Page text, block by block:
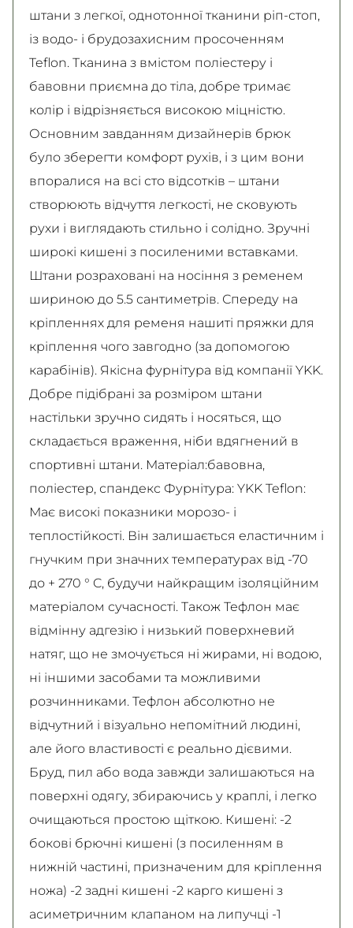
штани з легкої, однотонної тканини ріп-стоп,
із водо- і брудозахисним просоченням
Teflon. Тканина з вмістом поліестеру і
бавовни приємна до тіла, добре тримає
колір і відрізняється високою міцністю.
Основним завданням дизайнерів брюк
було зберегти комфорт рухів, і з цим вони
впоралися на всі сто відсотків – штани
створюють відчуття легкості, не сковують
рухи і виглядають стильно і солідно. Зручні
широкі кишені з посиленими вставками.
Штани розраховані на носіння з ременем
шириною до 5.5 сантиметрів. Спереду на
кріпленнях для ременя нашиті пряжки для
кріплення чого завгодно (за допомогою
карабінів). Якісна фурнітура від компанії YKK.
Добре підібрані за розміром штани
настільки зручно сидять і носяться, що
складається враження, ніби вдягнений в
спортивні штани. Матеріал:бавовна,
поліестер, спандекс Фурнітура: YKK Teflon:
Має високі показники морозо- і
теплостійкості. Він залишається еластичним і
гнучким при значних температурах від -70
до + 270 ° C, будучи найкращим ізоляційним
матеріалом сучасності. Також Тефлон має
відмінну адгезію і низький поверхневий
натяг, що не змочується ні жирами, ні водою,
ні іншими засобами та можливими
розчинниками. Тефлон абсолютно не
відчутний і візуально непомітний людині,
але його властивості є реально дієвими.
Бруд, пил або вода завжди залишаються на
поверхні одягу, збираючись у краплі, і легко
очищаються простою щіткою. Кишені: -2
бокові брючні кишені (з посиленням в
нижній частині, призначеним для кріплення
ножа) -2 задні кишені -2 карго кишені з
асиметричним клапаном на липучці -1